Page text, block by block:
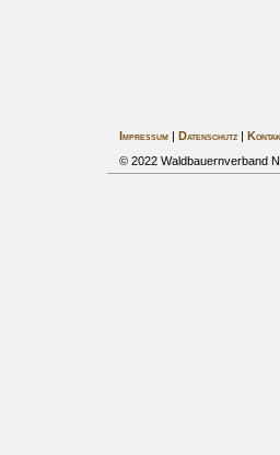
Impressum| Datenschutz|
© 2022 Waldbauernverband